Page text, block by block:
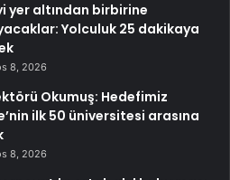
yer altından birbirine
Yolculuk 25 dakikaya
8, 2026
Okumuş: Hedefimiz
ilk 50 üniversitesi arasına
8, 2026